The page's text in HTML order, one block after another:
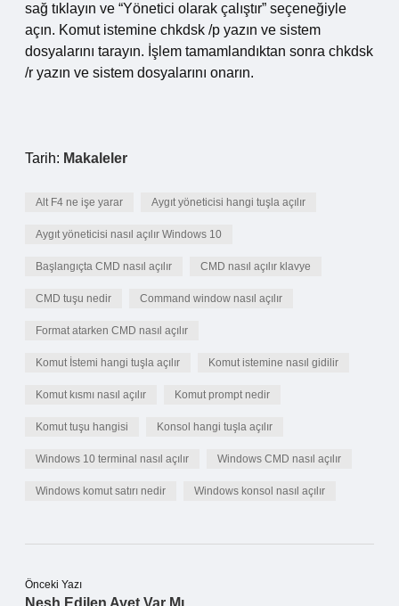
sağ tıklayın ve “Yönetici olarak çalıştır” seçeneğiyle
açın. Komut istemine chkdsk /p yazın ve sistem
dosyalarını tarayın. İşlem tamamlandıktan sonra chkdsk
/r yazın ve sistem dosyalarını onarın.
Tarih: Makaleler
Alt F4 ne işe yarar Aygıt yöneticisi hangi tuşla açılır
Aygıt yöneticisi nasıl açılır Windows 10
Başlangıçta CMD nasıl açılır CMD nasıl açılır klavye
CMD tuşu nedir Command window nasıl açılır
Format atarken CMD nasıl açılır
Komut İstemi hangi tuşla açılır Komut istemine nasıl gidilir
Komut kısmı nasıl açılır Komut prompt nedir
Komut tuşu hangisi Konsol hangi tuşla açılır
Windows 10 terminal nasıl açılır Windows CMD nasıl açılır
Windows komut satırı nedir Windows konsol nasıl açılır
Önceki Yazı
Nesh Edilen Ayet Var Mı